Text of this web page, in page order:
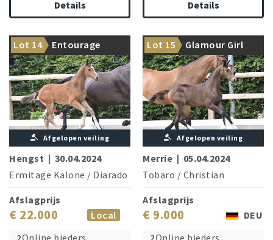
Details Details
Lot 14 Entourage
From the line: Cardento,
Limbridge, and many more
Afgelopen veiling
Hengst | 30.04.2024
Ermitage Kalone / Diarado
Afslagprijs
€ 22.000
Local
2Online bieders
Lot 15 Glamour Girl
From the treasure chest of
OS champion stallion Tobaro
Afgelopen veiling
Merrie | 05.04.2024
Tobaro / Christian
Afslagprijs
€ 9.000
DEU
2Online bieders